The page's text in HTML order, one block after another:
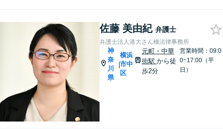
佐藤 美由紀 弁護士
弁護士法人港大さん橋法律事務所
神
奈
川
県
|
横浜
市中
区
元町・中華
街駅 から徒
歩2分
営業時間：09:0
0~17:00（平
日）